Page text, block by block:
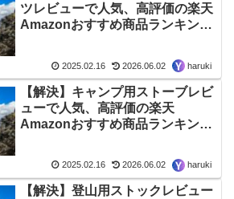
ツレビューで人気、高評価の楽天
Amazonおすすめ商品ランキング
2025.02.16 2026.06.02 haruki
【解決】キャンプ用ストーブレビ
ューで人気、高評価の楽天
Amazonおすすめ商品ランキング
2025.02.16 2026.06.02 haruki
【解決】登山用ストックレビュー